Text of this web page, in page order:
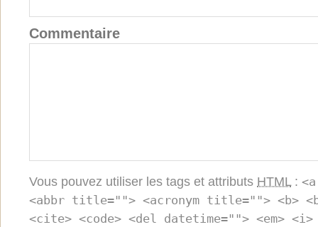
Commentaire
Vous pouvez utiliser les tags et attributs HTML :
<abbr title=""> <acronym title=""> <b>
<cite> <code> <del datetime=""> <em>